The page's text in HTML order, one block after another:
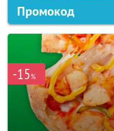
Промокод
-15%